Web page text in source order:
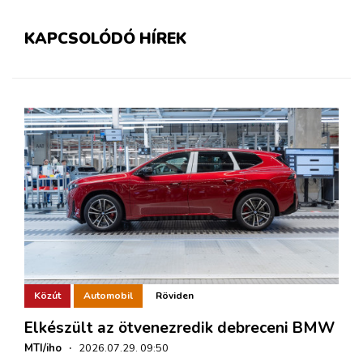
KAPCSOLÓDÓ HÍREK
Közút Automobil Röviden
Elkészült az ötvenezredik debreceni BMW
MTI/iho · 2026.07.29. 09:50